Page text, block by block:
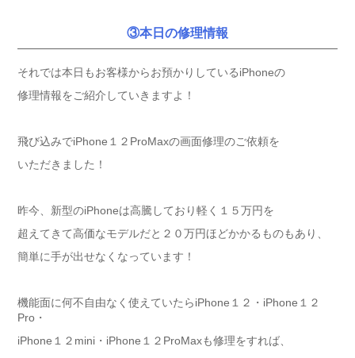
③本日の修理情報
それでは本日もお客様からお預かりしているiPhoneの
修理情報をご紹介していきますよ！
飛び込みでiPhone１２ProMaxの画面修理のご依頼を
いただきました！
昨今、新型のiPhoneは高騰しており軽く１５万円を
超えてきて高価なモデルだと２０万円ほどかかるものもあり、
簡単に手が出せなくなっています！
機能面に何不自由なく使えていたらiPhone１２・iPhone１２
Pro・
iPhone１２mini・iPhone１２ProMaxも修理をすれば、